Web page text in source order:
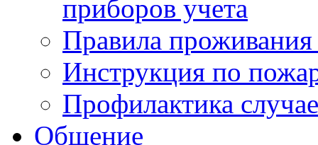
приборов учета
Правила
Инструкция по
Профилактика
Общение